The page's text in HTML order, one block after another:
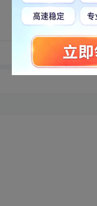
转发到动态 举报